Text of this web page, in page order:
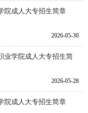
院成人大专招生简章
2026-05-30
业学院成人大专招生简
2026-05-28
院成人大专招生简章